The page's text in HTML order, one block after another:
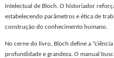
intelectual de Bloch. O historiador
estabelecendo parâmetros e ética de
construção do conhecimento humano.
No cerne do livro, Bloch define a
profundidade e grandeza. O manual